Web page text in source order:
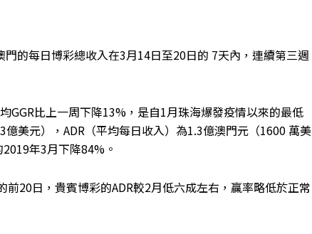
的每日博彩總收入在3月14日至20日的 7天內，連續第三週
GGR比上一周下降13%，是自1月珠海爆發疫情以來的最低
美元），ADR（平均每日收入）為1.3億澳門元（1600 萬美
年3月下降84%。
20日，貴賓博彩的ADR較2月低六成左右，贏率略低於正常